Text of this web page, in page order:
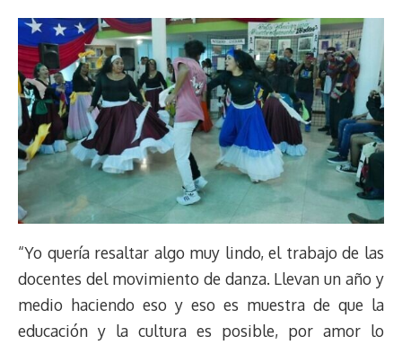
“Yo quería resaltar algo muy lindo, el trabajo de las
docentes del movimiento de danza. Llevan un año y
medio haciendo eso y eso es muestra de que la
educación y la cultura es posible, por amor lo